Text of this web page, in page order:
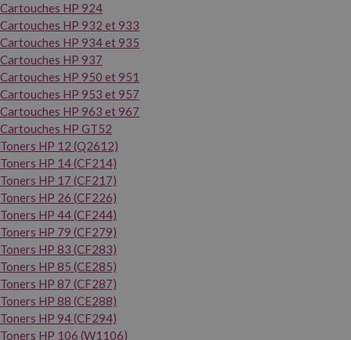
Cartouches HP 924
Cartouches HP 932 et 933
Cartouches HP 934 et 935
Cartouches HP 937
Cartouches HP 950 et 951
Cartouches HP 953 et 957
Cartouches HP 963 et 967
Cartouches HP GT52
Toners HP 12 (Q2612)
Toners HP 14 (CF214)
Toners HP 17 (CF217)
Toners HP 26 (CF226)
Toners HP 44 (CF244)
Toners HP 79 (CF279)
Toners HP 83 (CF283)
Toners HP 85 (CE285)
Toners HP 87 (CF287)
Toners HP 88 (CE288)
Toners HP 94 (CF294)
Toners HP 106 (W1106)